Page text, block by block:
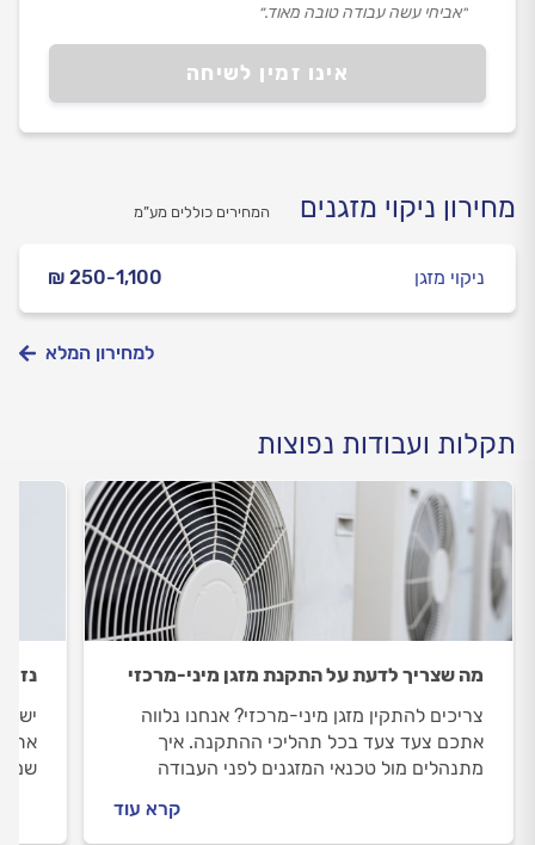
אינו זמין לשיחה
״אביחי עשה עבודה טובה מאוד.״
מחירון ניקוי מזגנים המחירים כוללים מע”מ
₪ 250-1,100 ניקוי מזגן
למחירון המלא
תקלות ועבודות נפוצות
מה שצריך לדעת על התקנת מזגן מיני-מרכזי
צריכים להתקין מזגן מיני-מרכזי? אנחנו נלווה
אתכם צעד צעד בכל תהליכי ההתקנה. איך
מתנהלים מול טכנאי המזגנים לפני העבודה
קרא עוד
יש